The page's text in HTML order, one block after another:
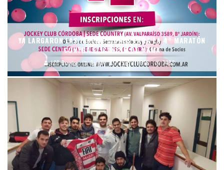
YA LARGARON LAS INSCRIPCIONES PARA LA 4° MARATÓN
CONTRA EL CÁNCER DE MAMA
JCC Rugby Rugby 15/08/2018 2433